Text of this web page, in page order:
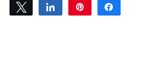
Tweet Share Pin